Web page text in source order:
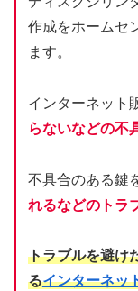
作成をホームセ
ます。
インターネット
らないなどの不
不具合のある鍵
れるなどのトラ
トラブルを避け
るインターネッ